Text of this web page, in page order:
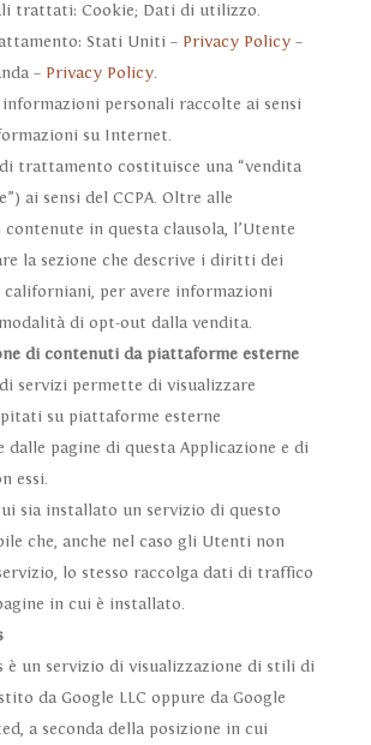
trattati: Cookie; Dati di utilizzo.
Stati Uniti – Privacy Policy–
– Privacy Policy.
personali raccolte ai sensi
su Internet.
trattamento costituisce una “vendita
ai sensi del CCPA. Oltre alle
in questa clausola, l’Utente
la sezione che descrive i diritti dei
per avere informazioni
di opt-out dalla vendita.
di contenuti da piattaforme esterne
servizi permette di visualizzare
su piattaforme esterne
pagine di questa Applicazione e di
essi.
sia installato un servizio di questo
che, anche nel caso gli Utenti non
lo stesso raccolga dati di traffico
in cui è installato.
è un servizio di visualizzazione di stili di
da Google LLC oppure da Google
a seconda della posizione in cui